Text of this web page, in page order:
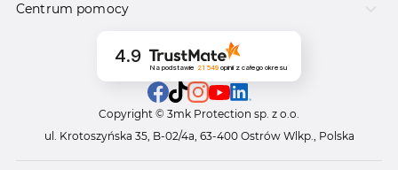
Centrum pomocy
4.9
Na podstawie 21 549 opinii z całego okresu
Copyright © 3mk Protection sp. z o.o.
ul. Krotoszyńska 35, B-02/4a, 63-400 Ostrów Wlkp., Polska